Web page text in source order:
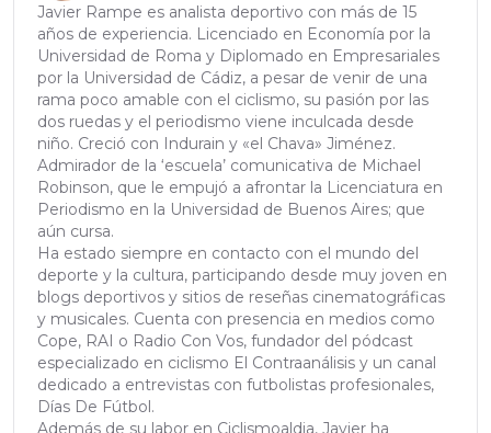
Javier Rampe es analista deportivo con más de 15
años de experiencia. Licenciado en Economía por la
Universidad de Roma y Diplomado en Empresariales
por la Universidad de Cádiz, a pesar de venir de una
rama poco amable con el ciclismo, su pasión por las
dos ruedas y el periodismo viene inculcada desde
niño. Creció con Indurain y «el Chava» Jiménez.
Admirador de la ‘escuela’ comunicativa de Michael
Robinson, que le empujó a afrontar la Licenciatura en
Periodismo en la Universidad de Buenos Aires; que
aún cursa.
Ha estado siempre en contacto con el mundo del
deporte y la cultura, participando desde muy joven en
blogs deportivos y sitios de reseñas cinematográficas
y musicales. Cuenta con presencia en medios como
Cope, RAI o Radio Con Vos, fundador del pódcast
especializado en ciclismo El Contraanálisis y un canal
dedicado a entrevistas con futbolistas profesionales,
Días De Fútbol.
Además de su labor en Ciclismoaldia, Javier ha